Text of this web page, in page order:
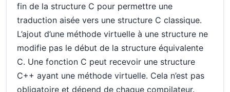
fin de la structure C pour permettre une
traduction aisée vers une structure C classique.
L’ajout d’une méthode virtuelle à une structure ne
modifie pas le début de la structure équivalente
C. Une fonction C peut recevoir une structure
C++ ayant une méthode virtuelle. Cela n’est pas
obligatoire et dépend de chaque compilateur.